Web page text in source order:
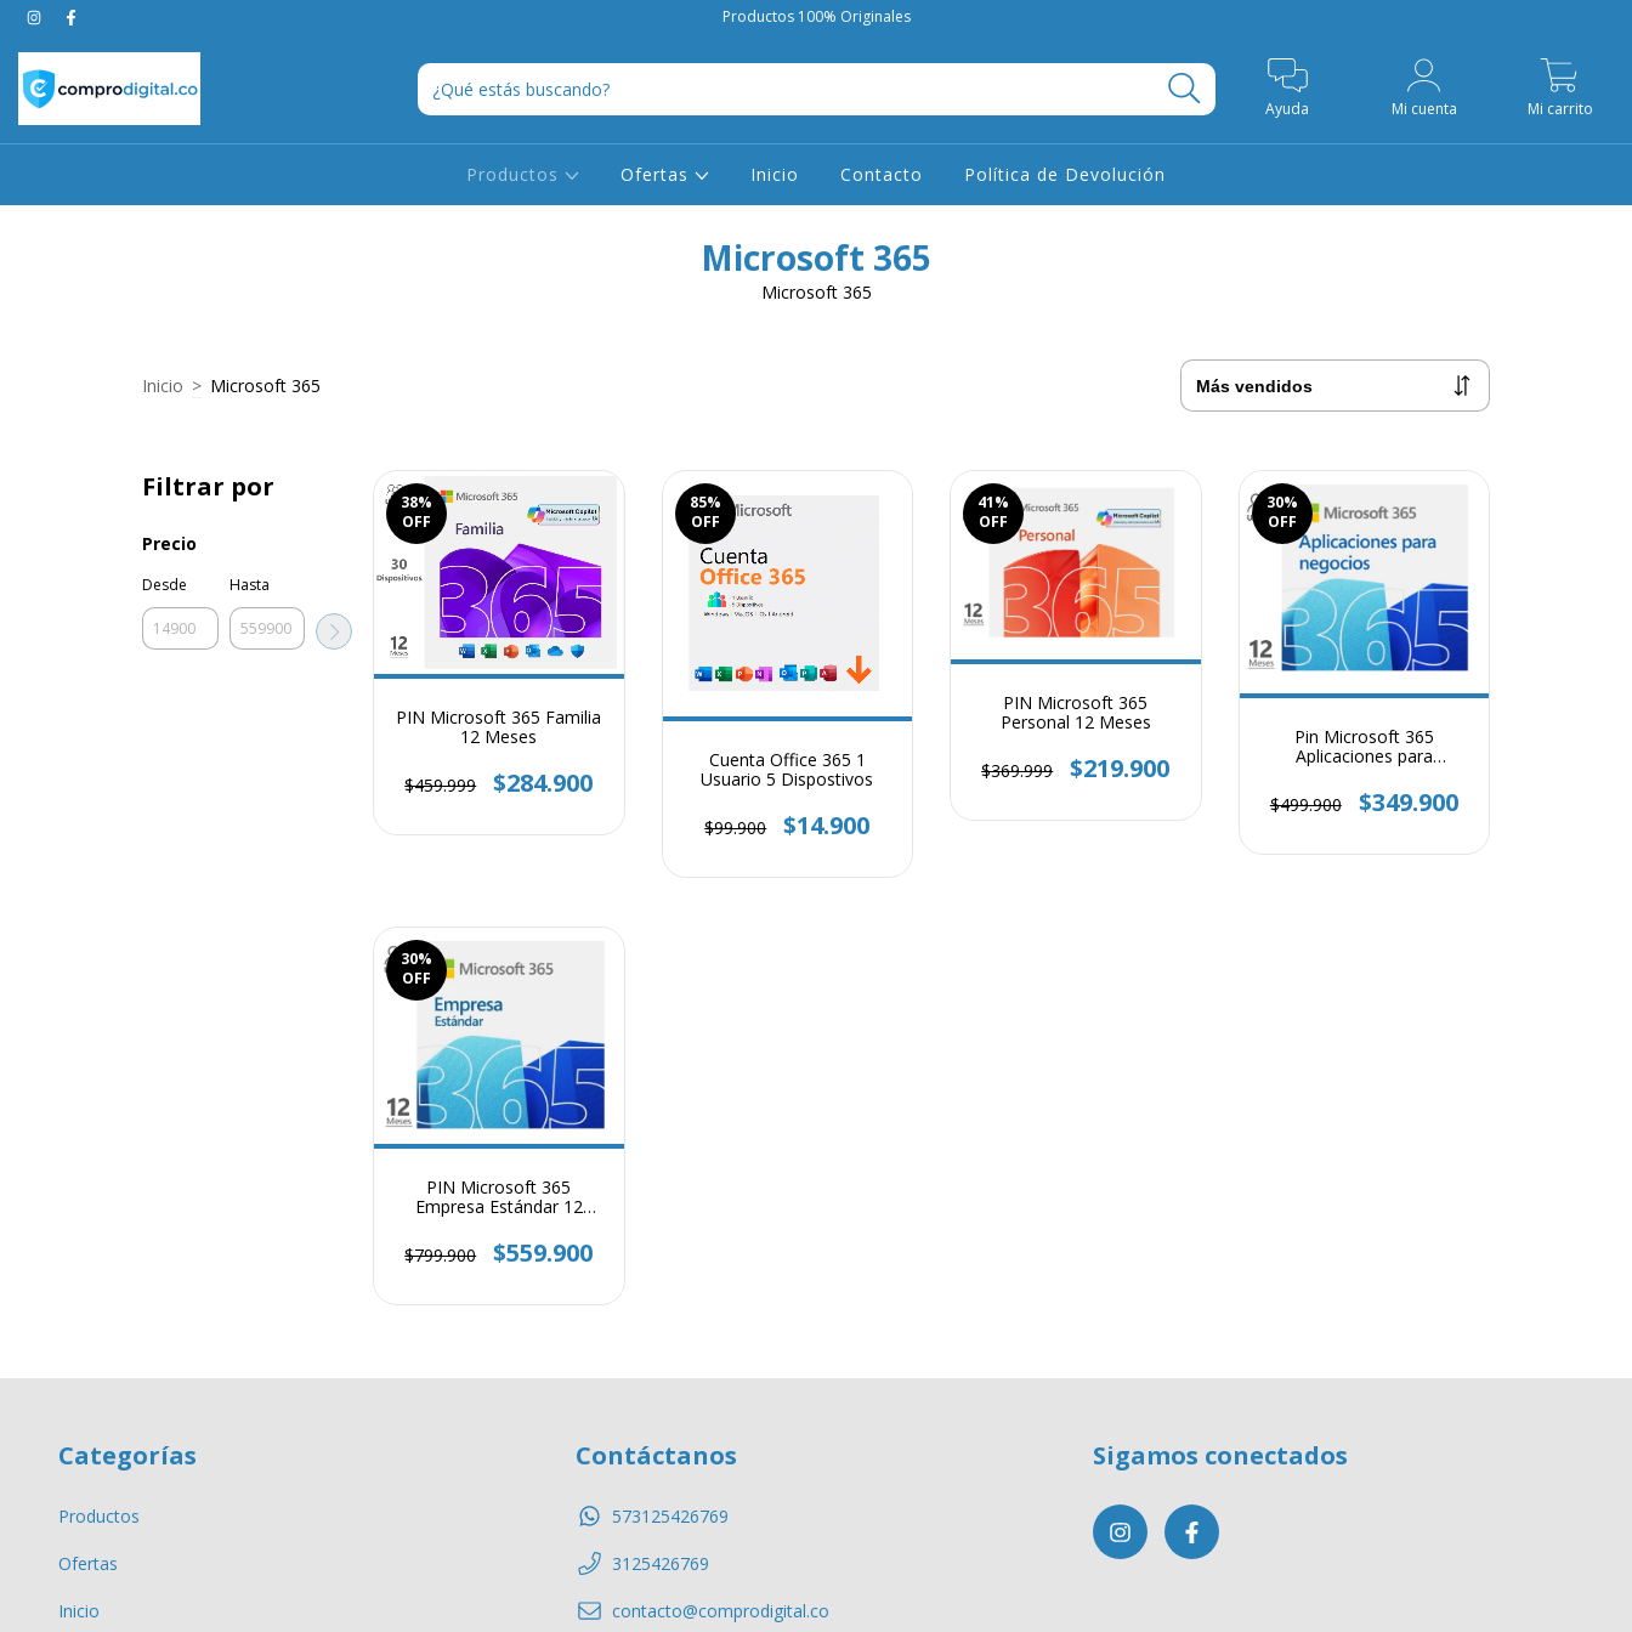
Productos 100% Originales
Ayuda Mi cuenta Mi carrito
Productos Ofertas Inicio Contacto Política de Devolución
Microsoft 365
Microsoft 365
Inicio > Microsoft 365
Filtrar por
Precio
Desde Hasta
38%
OFF
PIN Microsoft 365 Familia
12 Meses
$459.999 $284.900
85%
OFF
Cuenta Office 365 1
Usuario 5 Dispostivos
$99.900 $14.900
41%
OFF
PIN Microsoft 365
Personal 12 Meses
$369.999 $219.900
30%
OFF
Pin Microsoft 365
Aplicaciones para
$499.900
$349.900
30%
OFF
PIN Microsoft 365
Empresa Estándar 12
$799.900
$559.900
Categorías
Productos
Ofertas
Inicio
Contáctanos
573125426769
3125426769
contacto@comprodigital.co
Sigamos conectados